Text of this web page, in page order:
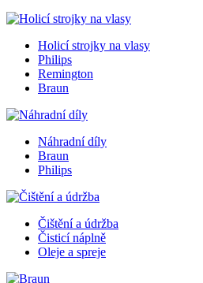
Holicí strojky na vlasy
Philips
Remington
Braun
Náhradní díly
Braun
Philips
Čištění a údržba
Čisticí náplně
Oleje a spreje